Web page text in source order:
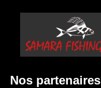
Nos partenaires